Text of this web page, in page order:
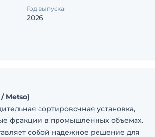
Год выпуска
2026
Metso)
сортировочная установка,
фракции в промышленных объемах.
собой надежное решение для